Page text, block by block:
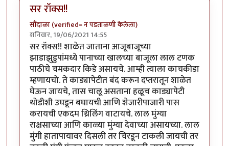
सर रॉक्स!!
सौंदाळा (verified= न पडताळणी केलेला)
शनिवार, 19/06/2021 14:55
सर रॉक्स!! शाळेत जाताना आजूबाजूच्या
झाडाझुडुपांमध्ये पानाच्या खालच्या बाजूला लाल टणक
पाठीचे चमकदार किडे असायचे. आम्ही त्याला काचकीडा
म्हणायचो. ते काड्यापेटीत बंद करून दप्तरातून शाळेत
घेऊन जायचे, तास चालू असताना हळूच काड्यापेटी
थोडीशी उघडून बघायची आणि शेजारीपाजारी पास
करायची एकदम थ्रिलिंग वाटायचे. लाल मुंग्या
राक्षसाच्या आणि काळ्या मुंग्या देवाच्या असायच्या. लाल
मुंगी हातापायावर दिसली तर चिरडून टाकली जायची तर